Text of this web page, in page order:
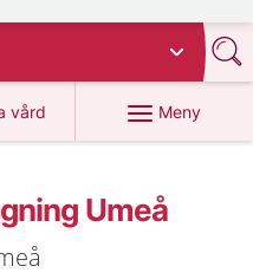
vård
1177.se
Meny
Umeå